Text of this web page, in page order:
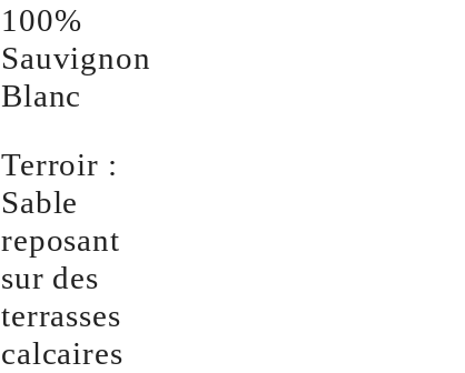
100%
Sauvignon
Blanc
Terroir :
Sable
reposant
sur des
terrasses
calcaires